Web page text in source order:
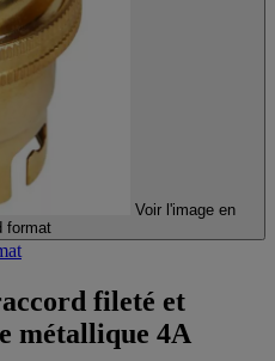
Voir l'image en
format
fileté et
métallique 4A